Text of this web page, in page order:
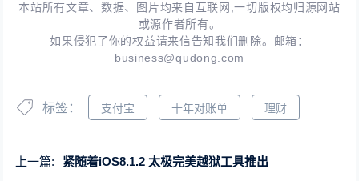
本站所有文章、数据、图片均来自互联网,一切版权均归源网站
或源作者所有。
如果侵犯了你的权益请来信告知我们删除。邮箱：
business@qudong.com
标签： 支付宝 十年对账单 理财
上一篇:
紧随着iOS8.1.2 太极完美越狱工具推出